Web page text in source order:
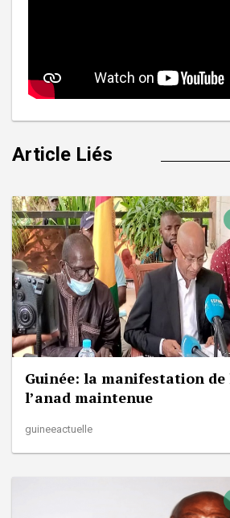
Article Liés
Guinée: la manifestation de
l’anad maintenue
guineeactuelle